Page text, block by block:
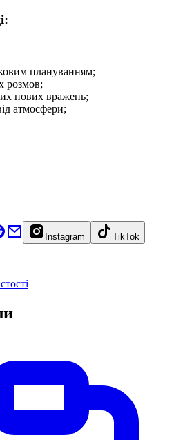
плануванням;
розмов;
нових вражень;
атмосфери;
Instagram TikTok